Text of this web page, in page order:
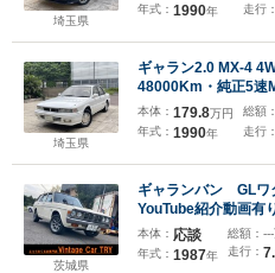
埼玉県
年式： 1990年
走行：
埼玉県
ギャラン2.0 MX-4
48000Km・純正5速
本体： 179.8万円
年式： 1990年
総額：
走行：
茨城県
ギャランバン GLワ
YouTube紹介動画有
本体： 応談
年式： 1987年
総額：
走行：